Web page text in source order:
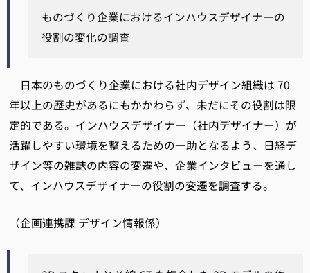
ものづくり企業におけるインハウスデザイナーの
役割の変化の調査
日本のものづくり企業における社内デザイン組織は 70
年以上の歴史があるにもかかわらず、未だにその役割は限
定的である。インハウスデザイナー（社内デザイナー）が
活躍しやすい環境を整えるための一助となるよう、日経デ
ザイン等の雑誌の内容の変遷や、企業インタビューを通し
て、インハウスデザイナーの役割の変遷を調査する。
（企画連携課 デザイン情報係）